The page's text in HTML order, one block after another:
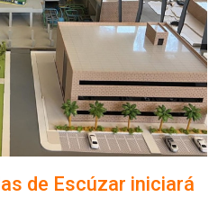
de Escúzar iniciará